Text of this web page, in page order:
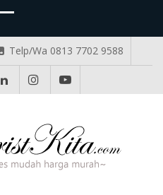
Telp/Wa 0813 7702 9588